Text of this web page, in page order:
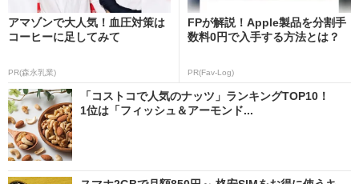
アマゾンで大人気！血圧対策は
コーヒーに足してみて
PR(森永乳業)
FPが解説！Apple製品を分割手
数料0円で入手する方法とは？
PR(Fav-Log)
「コストコで人気のナッツ」ランキングTOP10！
1位は「フィッシュ＆アーモンド...